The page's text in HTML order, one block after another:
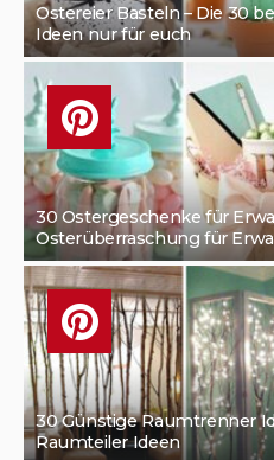
Ostereier Basteln – Die 30
Ideen nur für euch
30 Ostergeschenke für
Osterüberraschung für
30 Günstige Raumtrenner
Raumteiler Ideen